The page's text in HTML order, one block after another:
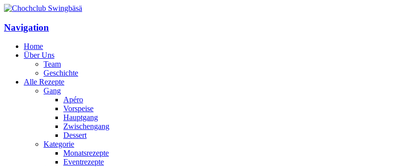
Navigation
Home
Über Uns
Team
Geschichte
Alle Rezepte
Gang
Apéro
Vorspeise
Hauptgang
Zwischengang
Dessert
Kategorie
Monatsrezepte
Eventrezepte